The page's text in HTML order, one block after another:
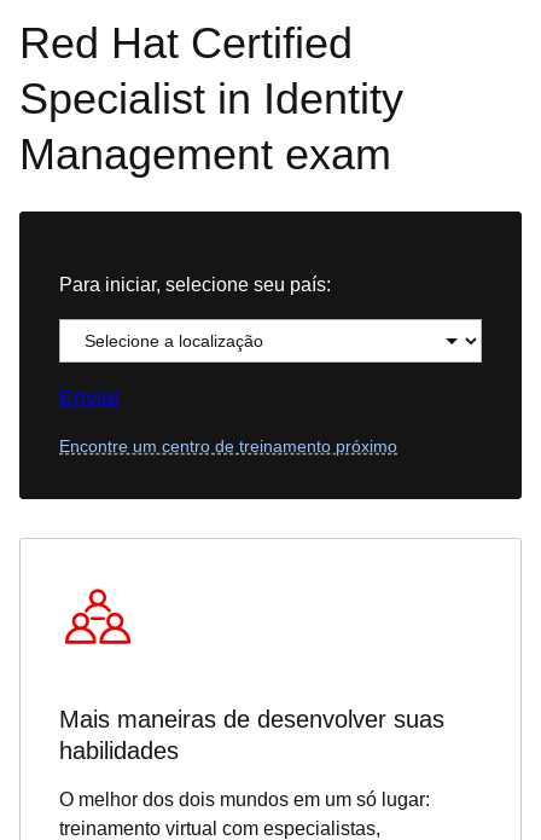
Red Hat Certified
Specialist in Identity
Management exam
Para iniciar, selecione seu país:
Enviar
Encontre um centro de treinamento próximo
Mais maneiras de desenvolver suas
habilidades
O melhor dos dois mundos em um só lugar:
treinamento virtual com especialistas,